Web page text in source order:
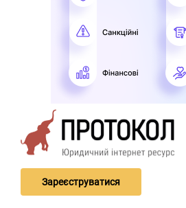
Зареєструватися